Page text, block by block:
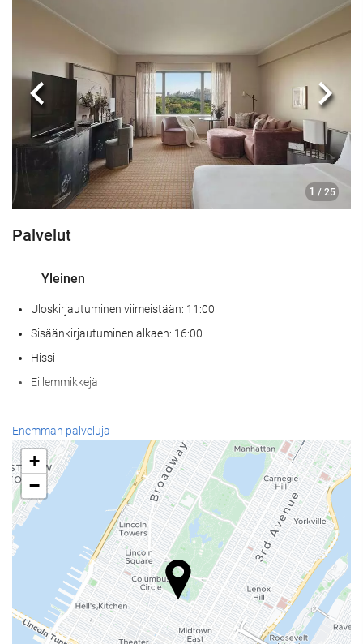
1 / 25
Edellinen
Palvelut
Yleinen
Uloskirjautuminen viimeistään: 11:00
Sisäänkirjautuminen alkaen: 16:00
Hissi
Ei lemmikkejä
Ruoka & juoma
À la carte -ravintola
Baari
Paikan päällä sijaitseva kahvila
Vastaanottopalvelut
24h-vastaanotto
Matkatavarasäilytys
Enemmän palveluja
+
−